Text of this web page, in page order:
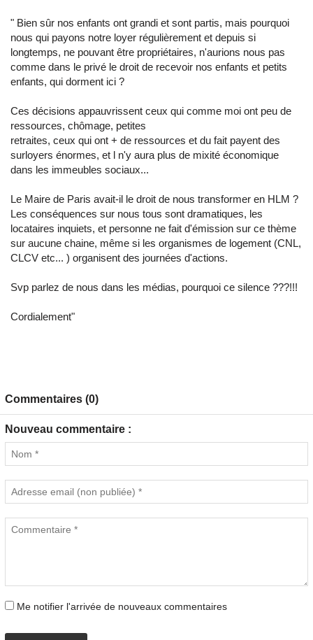
" Bien sûr nos enfants ont grandi et sont partis, mais pourquoi
nous qui payons notre loyer régulièrement et depuis si
longtemps, ne pouvant être propriétaires, n'aurions nous pas
comme dans le privé le droit de recevoir nos enfants et petits
enfants, qui dorment ici ?
Ces décisions appauvrissent ceux qui comme moi ont peu de
ressources, chômage, petites
retraites, ceux qui ont + de ressources et du fait payent des
surloyers énormes, et l n'y aura plus de mixité économique
dans les immeubles sociaux...
Le Maire de Paris avait-il le droit de nous transformer en HLM ?
Les conséquences sur nous tous sont dramatiques, les
locataires inquiets, et personne ne fait d'émission sur ce thème
sur aucune chaine, même si les organismes de logement (CNL,
CLCV etc... ) organisent des journées d'actions.
Svp parlez de nous dans les médias, pourquoi ce silence ???!!!
Cordialement"
Commentaires (0)
Nouveau commentaire :
Me notifier l'arrivée de nouveaux commentaires